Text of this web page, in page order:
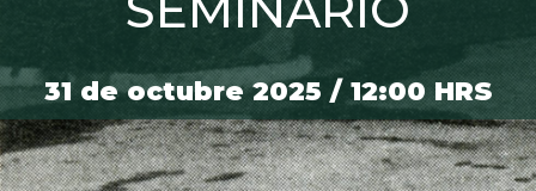
31 de octubre 2025 / 12:00 HRS